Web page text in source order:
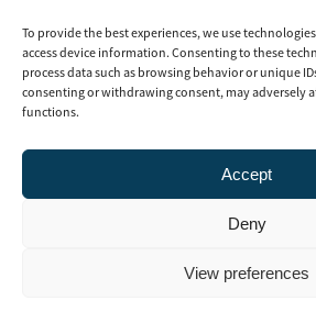
To provide the best experiences, we use
access device information. Consenting to these
process data such as browsing behavior or unique
consenting or withdrawing consent, may adversely
functions.
Accept
Deny
View preferences
Vår integritetspolicy
Följ oss
LinkedIn
Facebook
Instagram
2025 MäklarVärldens – Perssons Förslag AB